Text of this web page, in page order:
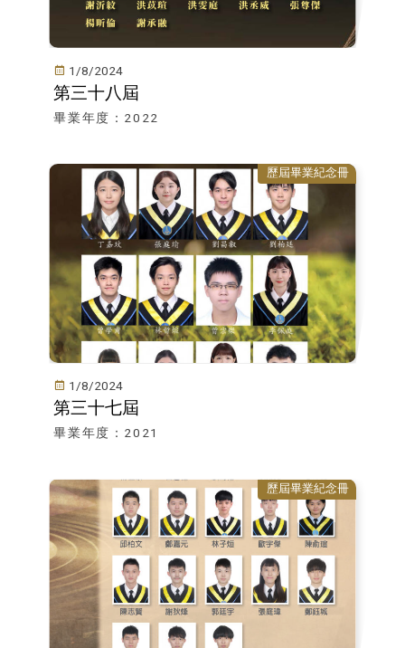
1/8/2024
第三十八屆
畢業年度：2022
歷屆畢業紀念冊
1/8/2024
第三十七屆
畢業年度：2021
歷屆畢業紀念冊